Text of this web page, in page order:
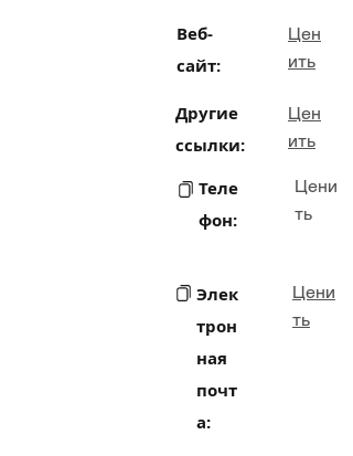
Веб-
сайт:
Цен
ить
Другие
ссылки:
Цен
ить
Теле
фон:
Цени
ть
Элек
трон
ная
почт
а:
Цени
ть